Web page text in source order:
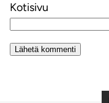
Kotisivu